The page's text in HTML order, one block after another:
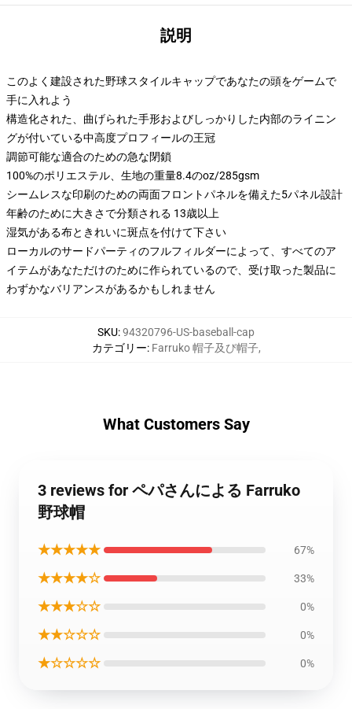
説明
このよく建設された野球スタイルキャップであなたの頭をゲームで
手に入れよう
構造化された、曲げられた手形およびしっかりした内部のライニン
グが付いている中高度プロフィールの王冠
調節可能な適合のための急な閉鎖
100%のポリエステル、生地の重量8.4のoz/285gsm
シームレスな印刷のための両面フロントパネルを備えた5パネル設計
年齢のために大きさで分類される 13歳以上
湿気がある布ときれいに斑点を付けて下さい
ローカルのサードパーティのフルフィルダーによって、すべてのア
イテムがあなただけのために作られているので、受け取った製品に
わずかなバリアンスがあるかもしれません
SKU:94320796-US-baseball-cap
カテゴリー: Farruko 帽子及び帽子,
What Customers Say
3 reviews for ペパさんによる Farruko
野球帽
★★★★★ 67%
★★★★☆ 33%
★★★☆☆ 0%
★★☆☆☆ 0%
★☆☆☆☆ 0%